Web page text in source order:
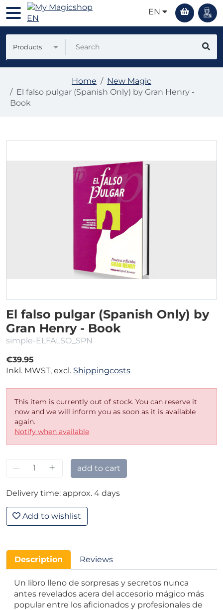
EN
Products
Home
New Magic
El falso pulgar (Spanish Only) by Gran Henry -
Book
El falso pulgar (Spanish Only) by
Gran Henry - Book
simple-ELFALSO_SPN
€39.95
Inkl. MWST, excl. Shippingcosts
This item is currently out of stock. You can reserve it
now and we will inform you as soon as it is available
again.
Notify when available
– + add to cart
Delivery time: approx. 4 days
Add to wishlist
Description Reviews
Un libro lleno de sorpresas y secretos nunca
antes revelados acera del accesorio mágico más
popular entre los aficionados y profesionales de